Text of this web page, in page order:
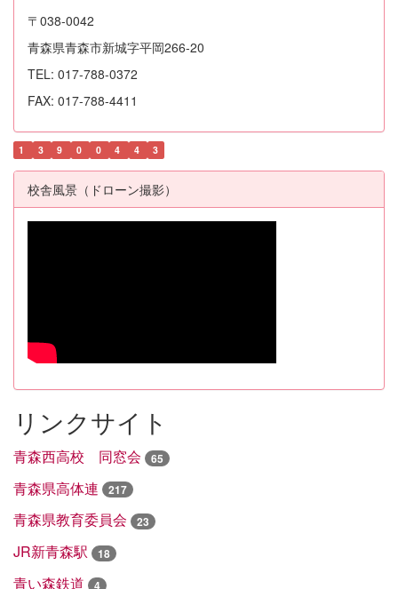
〒038-0042
青森県青森市新城字平岡266-20
TEL: 017-788-0372
FAX: 017-788-4411
1 3 9 0 0 4 4 3
校舎風景（ドローン撮影）
リンクサイト
青森西高校 同窓会 65
青森県高体連 217
青森県教育委員会 23
JR新青森駅 18
青い森鉄道 4